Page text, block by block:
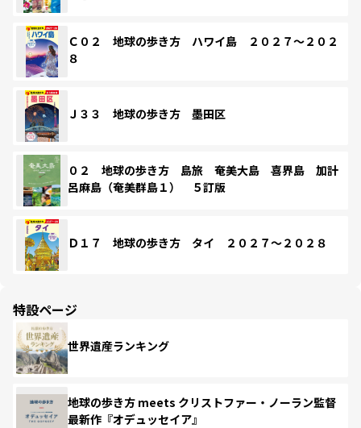
Ｃ０２ 地球の歩き方 ハワイ島 ２０２７～２０２
８
Ｊ３３ 地球の歩き方 墨田区
０２ 地球の歩き方 島旅 奄美大島 喜界島 加計
呂麻島（奄美群島１） ５訂版
Ｄ１７ 地球の歩き方 タイ ２０２７～２０２８
特設ページ
世界遺産ランキング
地球の歩き方 meets クリストファー・ノーラン監督
最新作『オデュッセイア』